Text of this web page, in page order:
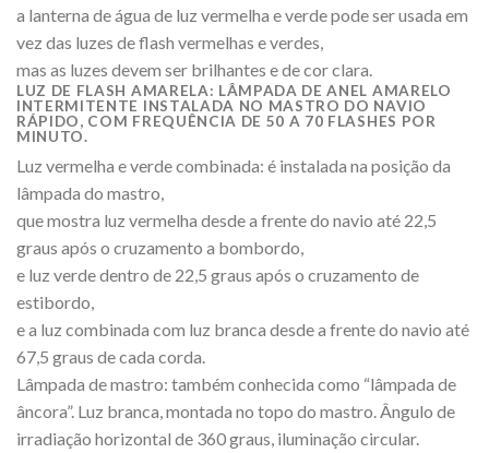
a lanterna de água de luz vermelha e verde pode ser usada em
vez das luzes de flash vermelhas e verdes,
mas as luzes devem ser brilhantes e de cor clara.
LUZ DE FLASH AMARELA: LÂMPADA DE ANEL AMARELO
INTERMITENTE INSTALADA NO MASTRO DO NAVIO
RÁPIDO, COM FREQUÊNCIA DE 50 A 70 FLASHES POR
MINUTO.
Luz vermelha e verde combinada: é instalada na posição da
lâmpada do mastro,
que mostra luz vermelha desde a frente do navio até 22,5
graus após o cruzamento a bombordo,
e luz verde dentro de 22,5 graus após o cruzamento de
estibordo,
e a luz combinada com luz branca desde a frente do navio até
67,5 graus de cada corda.
Lâmpada de mastro: também conhecida como “lâmpada de
âncora”. Luz branca, montada no topo do mastro. Ângulo de
irradiação horizontal de 360 graus, iluminação circular.